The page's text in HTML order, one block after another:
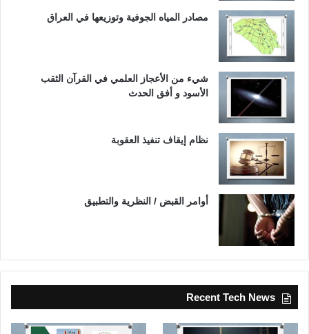
مصادر المياه الجوفية وتوزيعها في العراق
شيء من الأعجاز العلمي في القرآن الثقب
الأسود و أفق الحدث
نظام إيقاف تنفيذ العقوبة
أوامر القبض / النظرية والتطبيق
Recent Tech News